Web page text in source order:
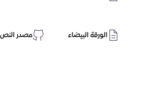
الورقة البيضاء مصدر النص